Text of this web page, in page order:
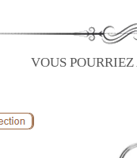
VOUS